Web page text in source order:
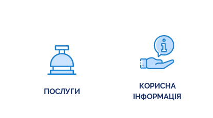
ПОСЛУГИ
КОРИСНА
ІНФОРМАЦІЯ